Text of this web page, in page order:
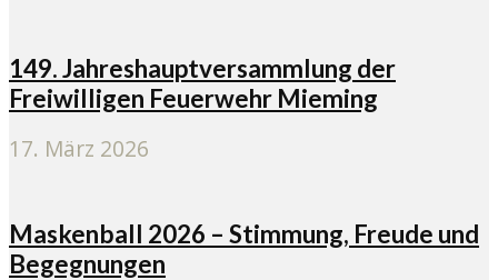
149. Jahreshauptversammlung der
Freiwilligen Feuerwehr Mieming
17. März 2026
Maskenball 2026 – Stimmung, Freude und
Begegnungen